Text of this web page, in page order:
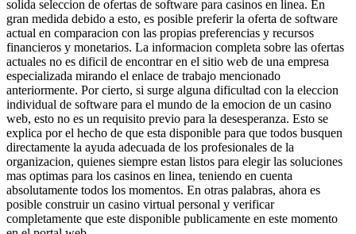
solida seleccion de ofertas de software para casinos en linea. En
gran medida debido a esto, es posible preferir la oferta de software
actual en comparacion con las propias preferencias y recursos
financieros y monetarios. La informacion completa sobre las ofertas
actuales no es dificil de encontrar en el sitio web de una empresa
especializada mirando el enlace de trabajo mencionado
anteriormente. Por cierto, si surge alguna dificultad con la eleccion
individual de software para el mundo de la emocion de un casino
web, esto no es un requisito previo para la desesperanza. Esto se
explica por el hecho de que esta disponible para que todos busquen
directamente la ayuda adecuada de los profesionales de la
organizacion, quienes siempre estan listos para elegir las soluciones
mas optimas para los casinos en linea, teniendo en cuenta
absolutamente todos los momentos. En otras palabras, ahora es
posible construir un casino virtual personal y verificar
completamente que este disponible publicamente en este momento